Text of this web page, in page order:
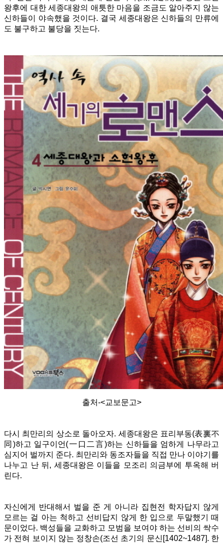
왕후에 대한 세종대왕의 애틋한 마음을 조금도 알아주지 않는
신하들이 야속했을 것이다. 결국 세종대왕은 신하들의 만류에
도 불구하고 불당을 짓는다.
출처-<교보문고>
다시 최만리의 상소로 돌아오자. 세종대왕은 표리부동(表裏不
同)하고 일구이언(一口二言)하는 신하들을 엄하게 나무라고
심지어 벌까지 준다. 최만리와 동조자들을 직접 만나 이야기를
나누고 난 뒤, 세종대왕은 이들을 모조리 의금부에 투옥해 버
린다.
자신에게 반대해서 벌을 준 게 아니라 집현전 학자답지 않게
모르는 걸 아는 척하고 선비답지 않게 한 입으로 두말했기 때
문이었다. 백성들을 교화하고 모범을 보여야 하는 선비의 싹수
가 전혀 보이지 않는 정창손(조선 초기의 문신[1402~1487]. 한